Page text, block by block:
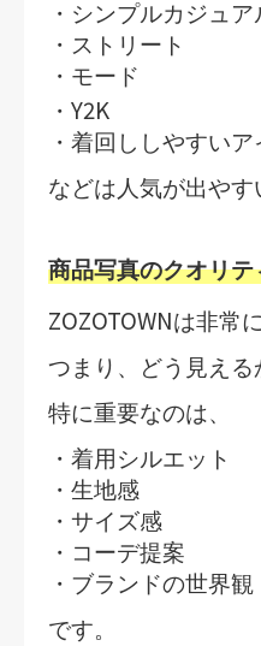
・シンプルカジュア
・ストリート
・モード
・ Y2K
・着回ししやすいア
などは人気が出やす
商品写真のクオリテ
ZOZOTOWNは非常
つまり、
どう見える
特に重要なのは、
・着用シルエット
・生地感
・サイズ感
・コーデ提案
・ブランドの世界観
です。